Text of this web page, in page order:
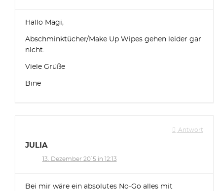
Hallo Magi,
Abschminktücher/Make Up Wipes gehen leider gar
nicht.
Viele Grüße
Bine
Antwort
JULIA
13. Dezember 2015 in 12:13
Bei mir wäre ein absolutes No-Go alles mit